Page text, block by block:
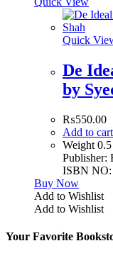
Quick
De
by
₨550.00
Add to cart
Weight
Publisher:
ISBN NO:
Buy Now
Add to Wishlist
Add to Wishlist
Your Favorite